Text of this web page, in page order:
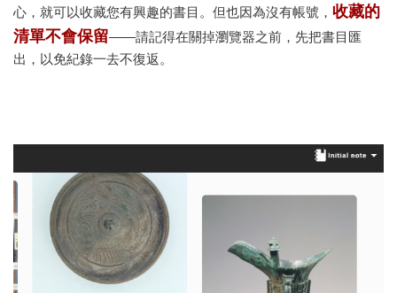
心，就可以收藏您有興趣的書目。但也因為沒有帳號， 收藏的
清單不會保留——請記得在關掉瀏覽器之前，先把書目匯
出，以免紀錄一去不復返。